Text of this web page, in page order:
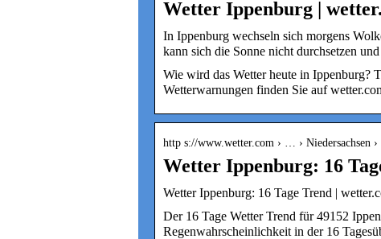
Wetter Ippenburg |
In Ippenburg wechseln sich morgens
kann sich die Sonne nicht durchsetzen
Wie wird das Wetter heute in Ippenburg?
Wetterwarnungen finden Sie auf
http s://www.wetter.com › … › Niedersachsen
Wetter Ippenburg: 16
Wetter Ippenburg: 16 Tage Trend |
Der 16 Tage Wetter Trend für 49152
Regenwahrscheinlichkeit in der 16